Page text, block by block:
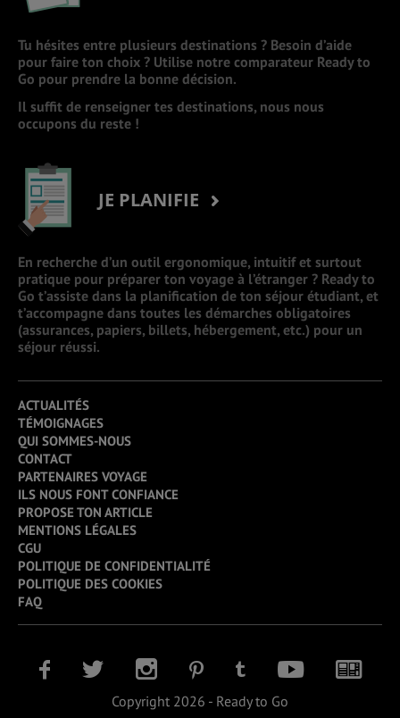
Tu hésites entre plusieurs destinations ? Besoin d’aide
pour faire ton choix ? Utilise notre comparateur Ready to
Go pour prendre la bonne décision.
Il suffit de renseigner tes destinations, nous nous
occupons du reste !
JE PLANIFIE
En recherche d’un outil ergonomique, intuitif et surtout
pratique pour préparer ton voyage à l’étranger ? Ready to
Go t’assiste dans la planification de ton séjour étudiant, et
t’accompagne dans toutes les démarches obligatoires
(assurances, papiers, billets, hébergement, etc.) pour un
séjour réussi.
ACTUALITÉS
TÉMOIGNAGES
QUI SOMMES-NOUS
CONTACT
PARTENAIRES VOYAGE
ILS NOUS FONT CONFIANCE
PROPOSE TON ARTICLE
MENTIONS LÉGALES
CGU
POLITIQUE DE CONFIDENTIALITÉ
POLITIQUE DES COOKIES
FAQ
Copyright 2026 - Ready to Go